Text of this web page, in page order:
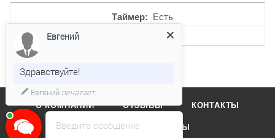
Таймер
Есть
65 дб
О КОМПАНИИ ОТЗЫВЫ КОНТАКТЫ
КАТАЛОГ БРЕНДЫ
Введите сообщение
Евгений
Здравствуйте!
Евгенийпечатает...